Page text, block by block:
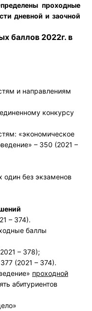
проходные
дневной и заочной
баллов 2022г. в
и направлениям
конкурсу
«экономическое
– 350 (2021 –
один без экзаменов
– 374).
баллы
– 378);
(2021 – 374).
проходной
абитуриентов